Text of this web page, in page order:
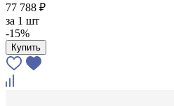
77 788 ₽
за 1 шт
-15%
Купить